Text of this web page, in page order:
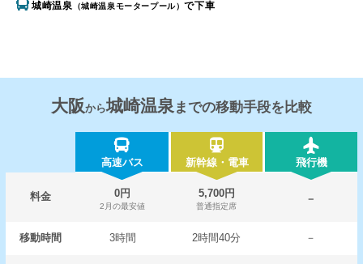
城崎温泉 （城崎温泉モータープール）で下車
大阪から城崎温泉 までの移動手段を比較
高速バス 新幹線・電車 飛行機
料金 0円
2月の最安値
5,700円
普通指定席
－
移動時間 3時間 2時間40分 －